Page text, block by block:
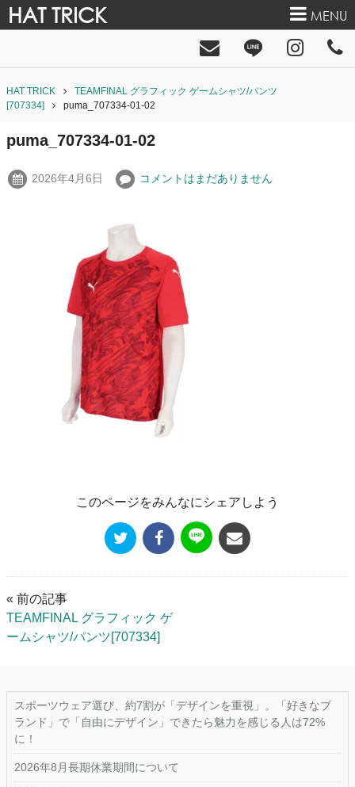
HAT TRICK MENU
HAT TRICK
TEAMFINAL グラフィック ゲームシャツ/パンツ
[707334]
puma_707334-01-02
puma_707334-01-02
2026年4月6日 コメントはまだありません
このページをみんなにシェアしよう
« 前の記事
TEAMFINAL グラフィック ゲ
ームシャツ/パンツ[707334]
スポーツウェア選び、約7割が「デザインを重視」。「好きなブ
ランド」で「自由にデザイン」できたら魅力を感じる人は72%
に！
2026年8月長期休業期間について